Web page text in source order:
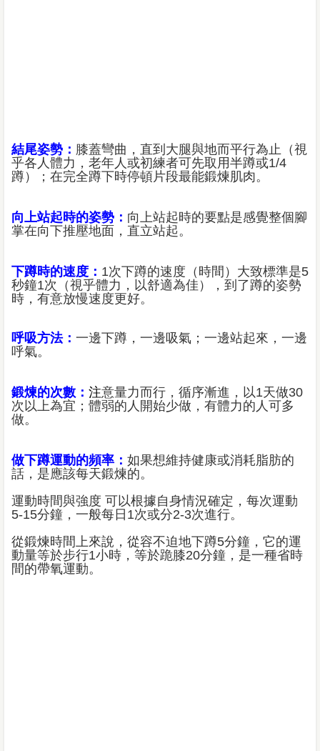
結尾姿勢： 膝蓋彎曲，直到大腿與地而平行為止（視
乎各人體力，老年人或初練者可先取用半蹲或1/4
蹲）；在完全蹲下時停頓片段最能鍛煉肌肉。
向上站起時的姿勢： 向上站起時的要點是感覺整個腳
掌在向下推壓地面，直立站起。
下蹲時的速度： 1次下蹲的速度（時間）大致標準是5
秒鐘1次（視乎體力，以舒適為佳），到了蹲的姿勢
時，有意放慢速度更好。
呼吸方法： 一邊下蹲，一邊吸氣；一邊站起來，一邊
呼氣。
鍛煉的次數： 注意量力而行，循序漸進，以1天做30
次以上為宜；體弱的人開始少做，有體力的人可多
做。
做下蹲運動的頻率： 如果想維持健康或消耗脂肪的
話，是應該每天鍛煉的。
運動時間與強度 可以根據自身情況確定，每次運動
5-15分鐘，一般每日1次或分2-3次進行。
從鍛煉時間上來說，從容不迫地下蹲5分鐘，它的運
動量等於步行1小時，等於跪膝20分鐘，是一種省時
間的帶氧運動。